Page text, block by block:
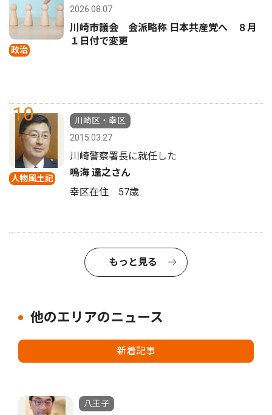
政治
2026.08.07
川崎市議会 会派略称 日本共産党へ ８月
１日付で変更
10
人物風土記
川崎区・幸区
2015.03.27
川崎警察署長に就任した
鳴海 達之さん
幸区在住 57歳
もっと見る
他のエリアのニュース
新着記事
八王子